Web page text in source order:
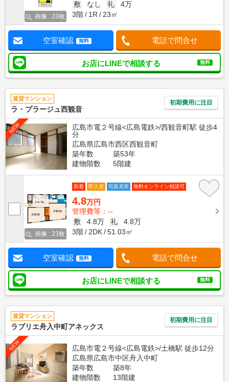
画像 : 23枚
敷 なし 礼
4万
3階
1R 23㎡
空室確認 無料 電話で問合せ
お店にLINEで相談する 無料
賃貸マンション
ラ・プラージュ西観音
初期費用に注目
NEW
広島市電２号線<広島電鉄>/西観音町駅 徒歩4
分
広島県広島市西区西観音町
築年数
築53年
建物階数
5階建
画像 : 23枚
新着 即入居 写真充実 無料オンライン相談可
4.8万円
管理費等：--
敷
4.8万 礼
4.8万
3階
2DK 51.03㎡
空室確認 無料 電話で問合せ
お店にLINEで相談する 無料
賃貸マンション
ラブリエ舟入中町アネックス
初期費用に注目
NEW
広島市電２号線<広島電鉄>/土橋駅 徒歩12分
広島県広島市中区舟入中町
築年数
築8年
建物階数
13階建